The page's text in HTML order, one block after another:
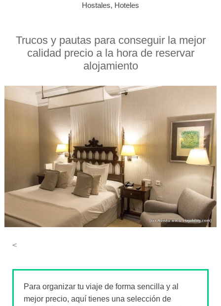
Hostales, Hoteles
Trucos y pautas para conseguir la mejor
calidad precio a la hora de reservar
alojamiento
<
Para organizar tu viaje de forma sencilla y al
mejor precio, aquí tienes una selección de